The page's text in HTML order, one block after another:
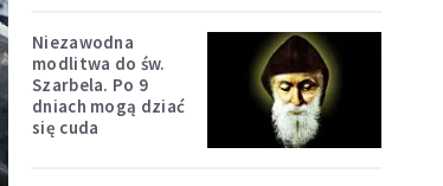
Niezawodna
modlitwa do św.
Szarbela. Po 9
dniach mogą dziać
się cuda